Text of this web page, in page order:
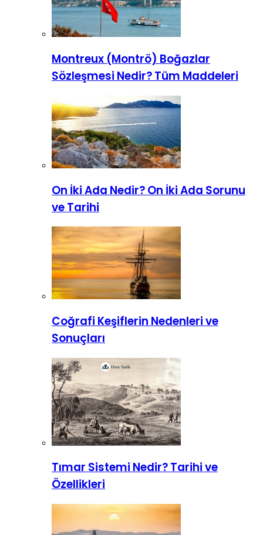
Montreux (Montrö) Boğazlar
Sözleşmesi Nedir? Tüm Maddeleri
On İki Ada Nedir? On İki Ada Sorunu
ve Tarihi
Coğrafi Keşiflerin Nedenleri ve
Sonuçları
Tımar Sistemi Nedir? Tarihi ve
Özellikleri